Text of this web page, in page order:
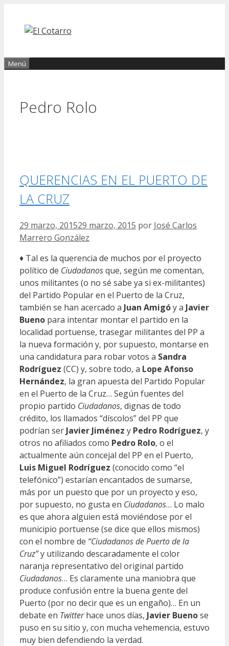
contenido
Menú
Pedro Rolo
QUERENCIAS EN EL PUERTO DE
LA CRUZ
29 marzo, 201529 marzo, 2015 por José Carlos
Marrero González
♦ Tal es la querencia de muchos por el proyecto
político de Ciudadanosque, según me comentan,
unos militantes (o no sé sabe ya si ex-militantes)
del Partido Popular en el Puerto de la Cruz,
también se han acercado a Juan Amigóy a Javier
Bueno para intentar montar el partido en la
localidad portuense, trasegar militantes del PP a
la nueva formación y, por supuesto, montarse en
una candidatura para robar votos a Sandra
Rodríguez (CC) y, sobre todo, a Lope Afonso
Hernández, la gran apuesta del Partido Popular
en el Puerto de la Cruz… Según fuentes del
propio partido Ciudadanos, dignas de todo
crédito, los llamados “díscolos” del PP que
podrían ser Javier Jiménez y Pedro Rodríguez, y
otros no afiliados como Pedro Rolo, o el
actualmente aún concejal del PP en el Puerto,
Luis Miguel Rodríguez (conocido como “el
telefónico”) estarían encantados de sumarse,
más por un puesto que por un proyecto y eso,
por supuesto, no gusta en Ciudadanos… Lo malo
es que ahora alguien está moviéndose por el
municipio portuense (se dice que ellos mismos)
con el nombre de “Ciudadanos de Puerto de la
Cruz”y utilizando descaradamente el color
naranja representativo del original partido
Ciudadanos… Es claramente una maniobra que
produce confusión entre la buena gente del
Puerto (por no decir que es un engaño)… En un
debate en Twitterhace unos días, Javier Buenose
puso en su sitio y, con mucha vehemencia, estuvo
muy bien defendiendo la verdad.